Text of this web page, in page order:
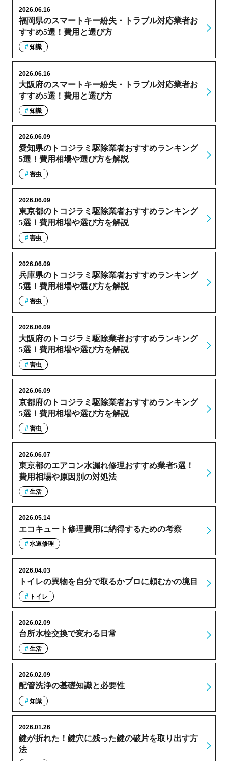
福岡県のスマートキー紛失・トラブル対応業者お
すすめ5選！費用と選び方
2026.06.16
知識
大阪府のスマートキー紛失・トラブル対応業者お
すすめ5選！費用と選び方
2026.06.16
知識
愛知県のトコジラミ駆除業者おすすめランキング
5選！費用相場や選び方を解説
2026.06.09
害虫
東京都のトコジラミ駆除業者おすすめランキング
5選！費用相場や選び方を解説
2026.06.09
害虫
兵庫県のトコジラミ駆除業者おすすめランキング
5選！費用相場や選び方を解説
2026.06.09
害虫
大阪府のトコジラミ駆除業者おすすめランキング
5選！費用相場や選び方を解説
2026.06.09
害虫
京都府のトコジラミ駆除業者おすすめランキング
5選！費用相場や選び方を解説
2026.06.09
害虫
東京都のエアコン水漏れ修理おすすめ業者5選！
費用相場や原因別の対処法
2026.06.07
生活
エコキュート修理費用に納得するための考察
2026.05.14
水道修理
トイレの異物を自分で取るかプロに頼むかの境目
2026.04.03
トイレ
台所水栓交換で変わる日常
2026.02.09
生活
配管洗浄の基礎知識と必要性
2026.02.09
知識
鍵が折れた！鍵穴に残った鍵の破片を取り出す方
法
2026.01.26